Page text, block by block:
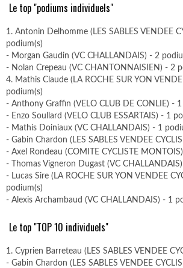
Le top "podiums individuels"
1. Antonin Delhomme (LES SABLES VENDEE
podium(s)
- Morgan Gaudin (VC CHALLANDAIS) - 2
- Nolan Crepeau (VC CHANTONNAISIEN) - 2
4. Mathis Claude (LA ROCHE SUR YON
podium(s)
- Anthony Graffin (VELO CLUB DE CONLIE) -
- Enzo Soullard (VELO CLUB ESSARTAIS) - 1
- Mathis Doiniaux (VC CHALLANDAIS) - 1
- Gabin Chardon (LES SABLES VENDEE
- Axel Rondeau (COMITE CYCLISTE
- Thomas Vigneron Dugast (VC
- Lucas Sire (LA ROCHE SUR YON VENDEE
podium(s)
- Alexis Archambaud (VC CHALLANDAIS) - 1
Le top "TOP 10 individuels"
1. Cyprien Barreteau (LES SABLES VENDEE
- Gabin Chardon (LES SABLES VENDEE